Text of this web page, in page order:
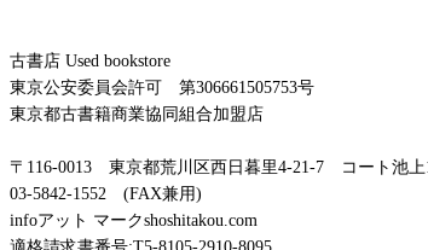
古書店 Used bookstore
東京公安委員会許可 第306661505753号
東京都古書籍商業協同組合加盟店
〒116-0013 東京都荒川区西日暮里4-21-7 コート池上
03-5842-1552 (FAX兼用)
infoアット マークshoshitakou.com